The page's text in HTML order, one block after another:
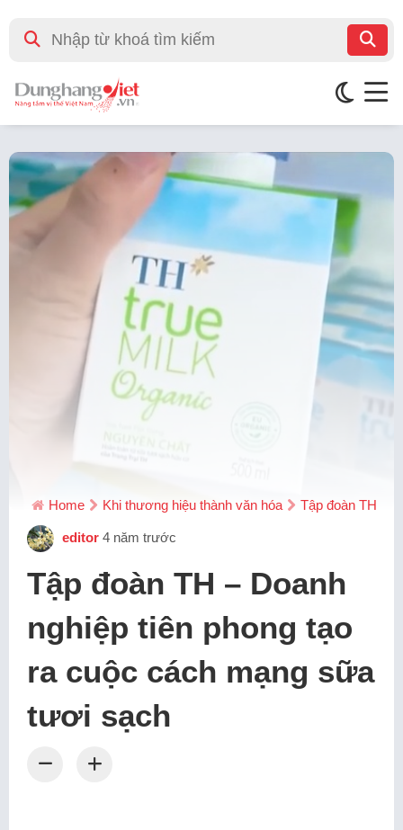
Home Khi thương hiệu thành văn hóa Tập đoàn TH –
editor 4 năm trước
Tập đoàn TH – Doanh
nghiệp tiên phong tạo
ra cuộc cách mạng sữa
tươi sạch